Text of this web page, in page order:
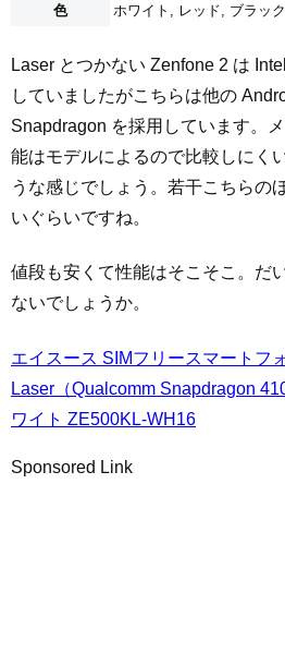
色
ホワイト, レッド, ブラック
Laser とつかない Zenfone 2 は
していましたがこちらは他の
Snapdragon を採用しています。
能はモデルによるので比較しにく
うな感じでしょう。若干こちらの
いぐらいですね。
値段も安くて性能はそこそこ。だ
ないでしょうか。
エイスース SIMフリースマートフ
Laser（Qualcomm Snapdragon
ワイト ZE500KL-WH16
Sponsored Link